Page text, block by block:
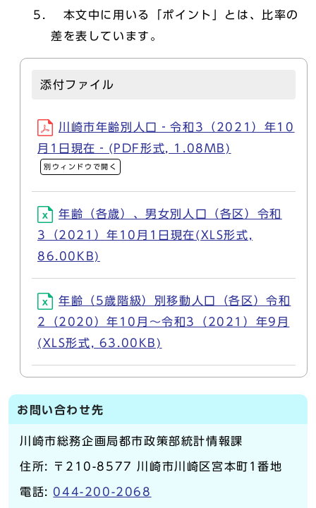
本文中に用いる「ポイント」とは、比率の
差を表しています。
添付ファイル
川崎市年齢別人口‐令和3（2021）年10
月1日現在‐(PDF形式, 1.08MB)
別ウィンドウで開く
年齢（各歳）、男女別人口（各区）令和
3（2021）年10月1日現在(XLS形式,
86.00KB)
年齢（5歳階級）別移動人口（各区）令和
2（2020）年10月～令和3（2021）年9月
(XLS形式, 63.00KB)
お問い合わせ先
川崎市総務企画局都市政策部統計情報課
住所: 〒210-8577 川崎市川崎区宮本町1番地
電話: 044-200-2068